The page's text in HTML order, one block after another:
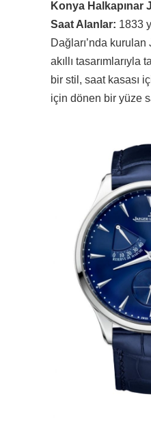
Konya Halkapınar
Saat Alanlar: 1833
Dağları’nda
akıllı tasarımlarıyla
bir stil, saat kasası
için dönen bir yüze